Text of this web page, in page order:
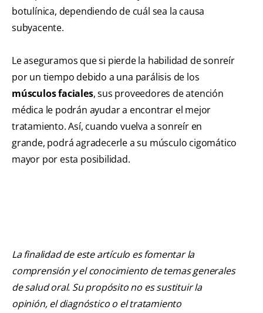
botulínica, dependiendo de cuál sea la causa
subyacente.
Le aseguramos que si pierde la habilidad de sonreír
por un tiempo debido a una parálisis de los
músculos faciales, sus proveedores de atención
médica le podrán ayudar a encontrar el mejor
tratamiento. Así, cuando vuelva a sonreír en
grande, podrá agradecerle a su músculo cigomático
mayor por esta posibilidad.
La finalidad de este artículo es fomentar la
comprensión y el conocimiento de temas generales
de salud oral. Su propósito no es sustituir la
opinión, el diagnóstico o el tratamiento